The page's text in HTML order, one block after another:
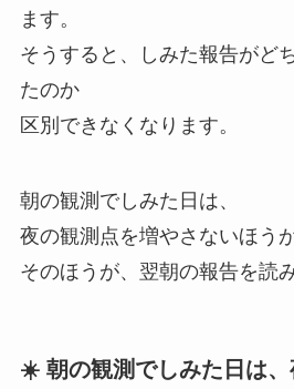
ます。
そうすると、しみた報告がど
たのか
区別できなくなります。
朝の観測でしみた日は、
夜の観測点を増やさないほう
そのほうが、翌朝の報告を読
☀️ 朝の観測でしみた日は、